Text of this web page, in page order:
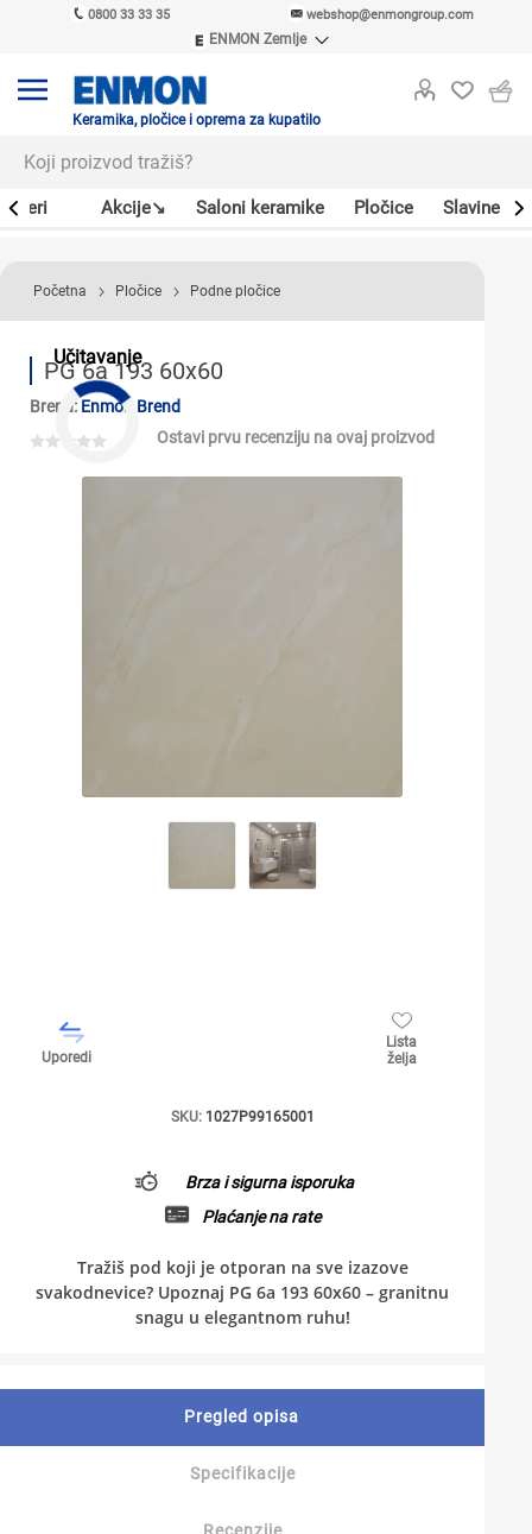
0800 33 33 35 webshop@enmongroup.com
ENMON Zemlje
ENMON MKD
Keramika, pločice i oprema za kupatilo
Akcije↘ Saloni keramike Pločice Slavine
Učitavanje
Početna Pločice Podne pločice
PG 6a 193 60x60
Brend: Enmon Brend
Ostavi prvu recenziju na ovaj proizvod
Uporedi
Lista
želja
SKU: 1027P99165001
Brza i sigurna isporuka
Plaćanje na rate
Tražiš pod koji je otporan na sve izazove
svakodnevice? Upoznaj PG 6a 193 60x60 – granitnu
snagu u elegantnom ruhu!
Pregled opisa
Specifikacije